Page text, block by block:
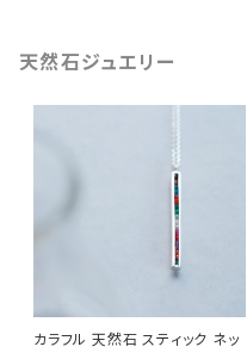
天然石ジュエリー
カラフル 天然石 スティック ネッ